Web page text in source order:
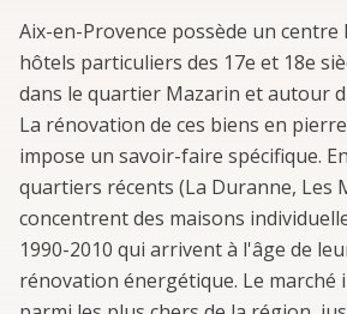
Aix-en-Provence possède un
hôtels particuliers des 17e et 18e
dans le quartier Mazarin et autour
La rénovation de ces biens en
impose un savoir-faire spécifique.
quartiers récents (La Duranne, Les
concentrent des maisons
1990-2010 qui arrivent à l'âge de
rénovation énergétique. Le marché